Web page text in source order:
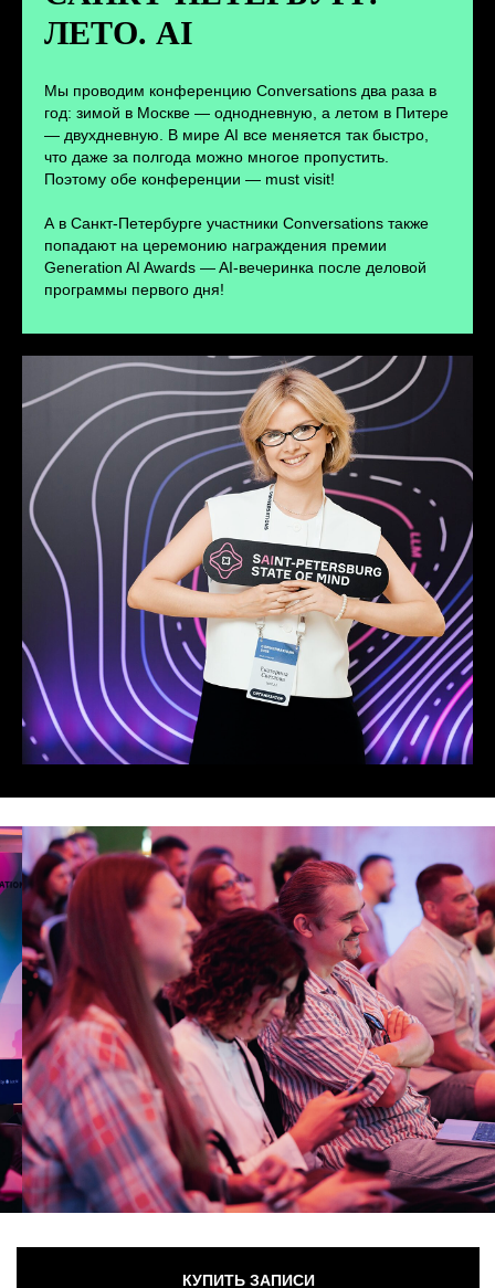
ЛЕТО. AI
Мы проводим конференцию Conversations два раза в
год: зимой в Москве — однодневную, а летом в Питере
— двухдневную. В мире AI все меняется так быстро,
что даже за полгода можно многое пропустить.
Поэтому обе конференции — must visit!
А в Санкт-Петербурге участники Conversations также
попадают на церемонию награждения премии
Generation AI Awards — AI-вечеринка после деловой
программы первого дня!